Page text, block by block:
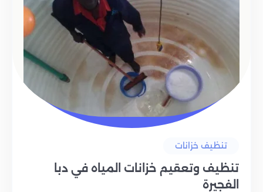
تنظيف خزانات
تنظيف وتعقيم خزانات المياه في دبا
الفجيرة